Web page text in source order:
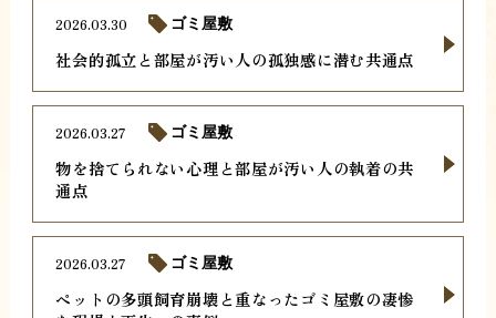
社会的孤立と部屋が汚い人の孤独感に潜む共通点
2026.03.30 ゴミ屋敷
物を捨てられない心理と部屋が汚い人の執着の共
通点
2026.03.27 ゴミ屋敷
ペットの多頭飼育崩壊と重なったゴミ屋敷の凄惨
2026.03.27 ゴミ屋敷